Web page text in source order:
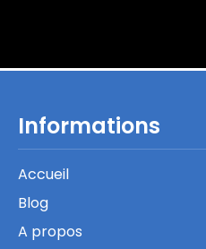
Informations
Accueil
Blog
A propos